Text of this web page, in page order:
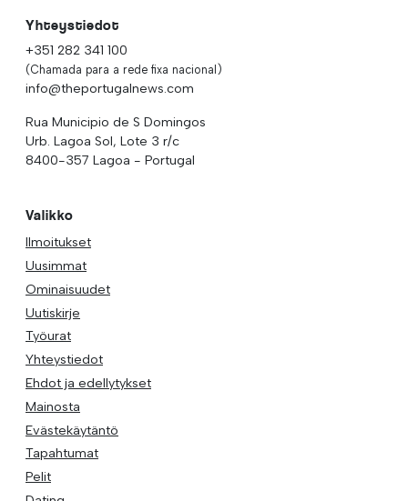
Yhteystiedot
+351 282 341 100
(Chamada para a rede fixa nacional)
info@theportugalnews.com
Rua Municipio de S Domingos
Urb. Lagoa Sol, Lote 3 r/c
8400-357 Lagoa - Portugal
Valikko
Ilmoitukset
Uusimmat
Ominaisuudet
Uutiskirje
Työurat
Yhteystiedot
Ehdot ja edellytykset
Mainosta
Evästekäytäntö
Tapahtumat
Pelit